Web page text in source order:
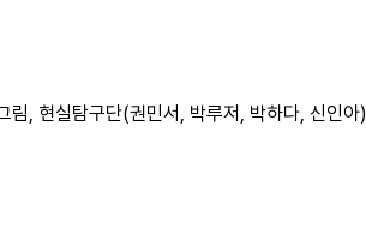
, 현실탐구단(권민서, 박루저, 박하다, 신인아)